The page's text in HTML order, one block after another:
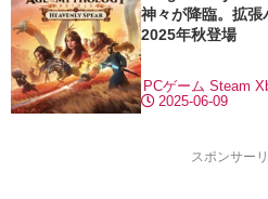
神々が降臨。拡張
2025年秋登場
2025-06-09
PCゲーム Steam
スポンサー